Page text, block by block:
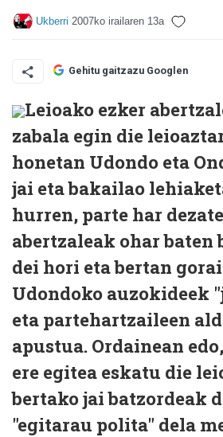
Ukberri 2007ko irailaren 13a
Gehitu gaitzazu Googlen
Leioako ezker
zabala egin die
honetan Udondo eta
jai eta bakailao
hurren, parte har
abertzaleak ohar baten
dei hori eta bertan
Udondoko auzokideek
eta partehartzaileen
apustua. Ordainean
ere egitea eskatu die
bertako jai batzordeak
"egitarau polita" dela